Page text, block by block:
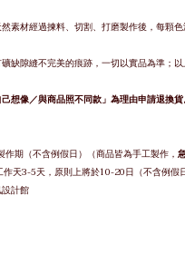
素材經過揀料、切割、打磨製作後，每顆
缺隙縫不完美的痕跡， 一切以實品為準；
想像／與商品照不同款」為理由申請退換貨
期（不含例假日）（商品皆為手工製作，
天3-5天，原則上將於10-20日（不含例假
計館